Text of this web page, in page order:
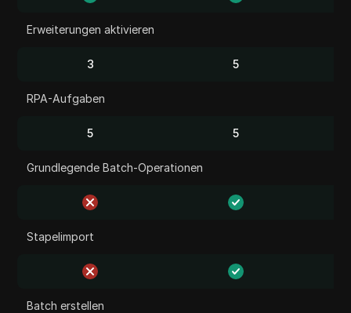
Erweiterungen aktivieren
3 5
RPA-Aufgaben
5 5
Grundlegende Batch-Operationen
Stapelimport
Batch erstellen